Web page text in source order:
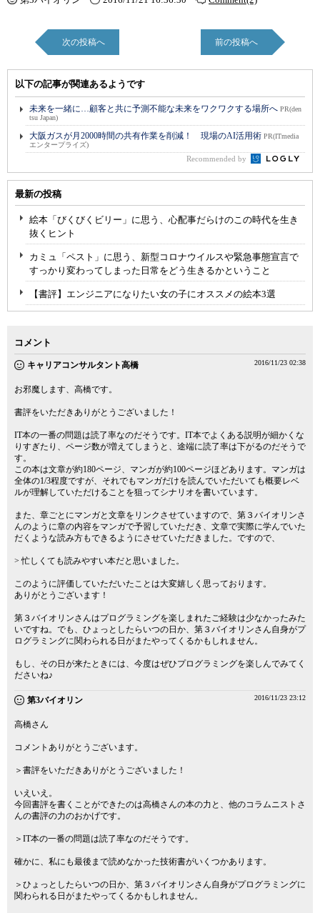
次の投稿へ 前の投稿へ
以下の記事が関連あるようです
未来を一緒に…顧客と共に予測不能な未来をワクワクする場所へ PR(den
tsu Japan)
大阪ガスが月2000時間の共有作業を削減！ 現場のAI活用術 PR(ITmedia
エンタープライズ)
Recommended by
最新の投稿
絵本「びくびくビリー」に思う、心配事だらけのこの時代を生き
抜くヒント
カミュ「ペスト」に思う、新型コロナウイルスや緊急事態宣言で
すっかり変わってしまった日常をどう生きるかということ
【書評】エンジニアになりたい女の子にオススメの絵本3選
コメント
キャリアコンサルタント高橋 2016/11/23 02:38
お邪魔します、高橋です。
書評をいただきありがとうございました！
IT本の一番の問題は読了率なのだそうです。IT本でよくある説明が細かくな
りすぎたり、ページ数が増えてしまうと、途端に読了率は下がるのだそうで
す。
この本は文章が約180ページ、マンガが約100ページほどあります。マンガは
全体の1/3程度ですが、それでもマンガだけを読んでいただいても概要レベ
ルが理解していただけることを狙ってシナリオを書いています。
また、章ごとにマンガと文章をリンクさせていますので、第３バイオリンさ
んのように章の内容をマンガで予習していただき、文章で実際に学んでいた
だくような読み方もできるようにさせていただきました。ですので、
> 忙しくても読みやすい本だと思いました。
このように評価していただいたことは大変嬉しく思っております。
ありがとうございます！
第３バイオリンさんはプログラミングを楽しまれたご経験は少なかったみた
いですね。でも、ひょっとしたらいつの日か、第３バイオリンさん自身がプ
ログラミングに関わられる日がまたやってくるかもしれません。
もし、その日が来たときには、今度はぜひプログラミングを楽しんでみてく
ださいね♪
第3バイオリン 2016/11/23 23:12
高橋さん
コメントありがとうございます。
＞書評をいただきありがとうございました！
いえいえ。
今回書評を書くことができたのは高橋さんの本の力と、他のコラムニストさ
んの書評の力のおかげです。
＞IT本の一番の問題は読了率なのだそうです。
確かに、私にも最後まで読めなかった技術書がいくつかあります。
＞ひょっとしたらいつの日か、第３バイオリンさん自身がプログラミングに
関わられる日がまたやってくるかもしれません。